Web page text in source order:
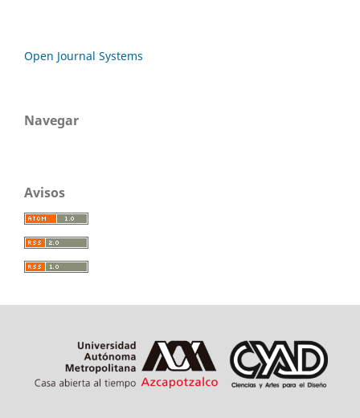
Open Journal Systems
Navegar
Avisos